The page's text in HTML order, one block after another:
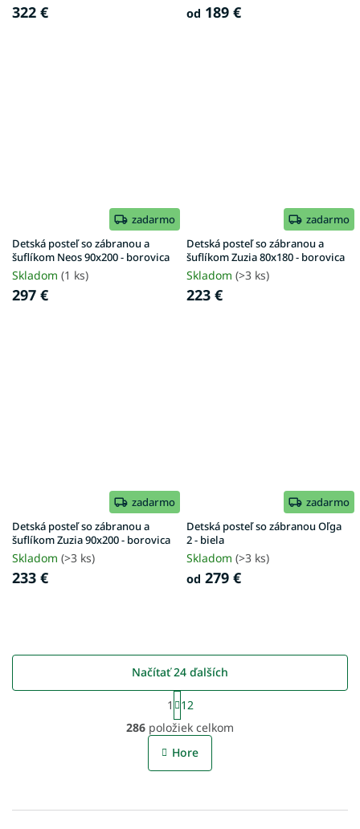
322 € od 189 €
zadarmo
Detská posteľ so zábranou a
šuflíkom Neos 90x200 - borovica
Skladom (1 ks)
297 €
zadarmo
Detská posteľ so zábranou a
šuflíkom Zuzia 80x180 - borovica
Skladom (>3 ks)
223 €
zadarmo
Detská posteľ so zábranou a
šuflíkom Zuzia 90x200 - borovica
Skladom (>3 ks)
233 €
zadarmo
Detská posteľ so zábranou Oľga
2 - biela
Skladom (>3 ks)
od 279 €
O
v
l
c
Načítať 24 ďalších
S
t
r
á
n
a
1
12
286 položiek celkom
Hore